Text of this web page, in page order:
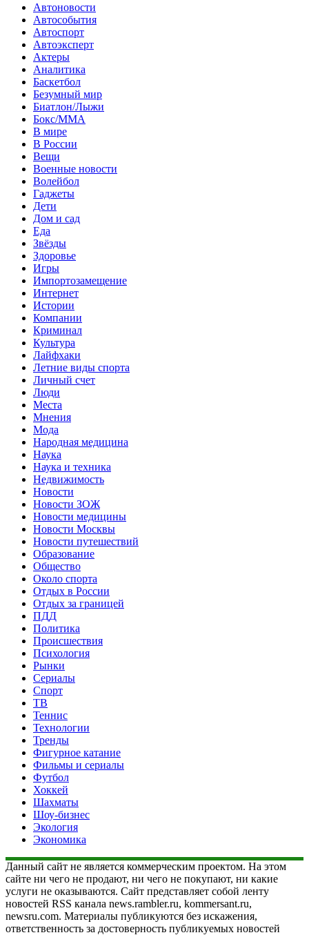
Автоновости
Автособытия
Автоспорт
Автоэксперт
Актеры
Аналитика
Баскетбол
Безумный мир
Биатлон/Лыжи
Бокс/MMA
В мире
В России
Вещи
Военные новости
Волейбол
Гаджеты
Дети
Дом и сад
Еда
Звёзды
Здоровье
Игры
Импортозамещение
Интернет
Истории
Компании
Криминал
Культура
Лайфхаки
Летние виды спорта
Личный счет
Люди
Места
Мнения
Мода
Народная медицина
Наука
Наука и техника
Недвижимость
Новости
Новости ЗОЖ
Новости медицины
Новости Москвы
Новости путешествий
Образование
Общество
Около спорта
Отдых в России
Отдых за границей
ПДД
Политика
Происшествия
Психология
Рынки
Сериалы
Спорт
ТВ
Теннис
Технологии
Тренды
Фигурное катание
Фильмы и сериалы
Футбол
Хоккей
Шахматы
Шоу-бизнес
Экология
Экономика
Данный сайт не является коммерческим проектом. На этом
сайте ни чего не продают, ни чего не покупают, ни какие
услуги не оказываются. Сайт представляет собой ленту
новостей RSS канала news.rambler.ru, kommersant.ru,
newsru.com. Материалы публикуются без искажения,
ответственность за достоверность публикуемых новостей